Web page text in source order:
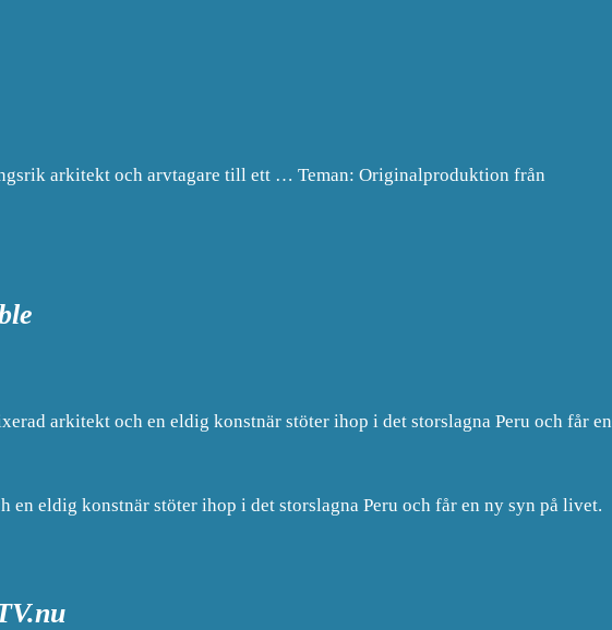
arkitekt och arvtagare till ett … Teman: Originalproduktion från
arkitekt och en eldig konstnär stöter ihop i det storslagna Peru och får en
eldig konstnär stöter ihop i det storslagna Peru och får en ny syn på livet.